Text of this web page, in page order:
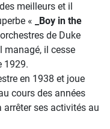
meilleurs et il
«
_Boy in the
de Duke
managé, il cesse
1929.
en 1938 et joue
cours des années
arrêter ses activités au